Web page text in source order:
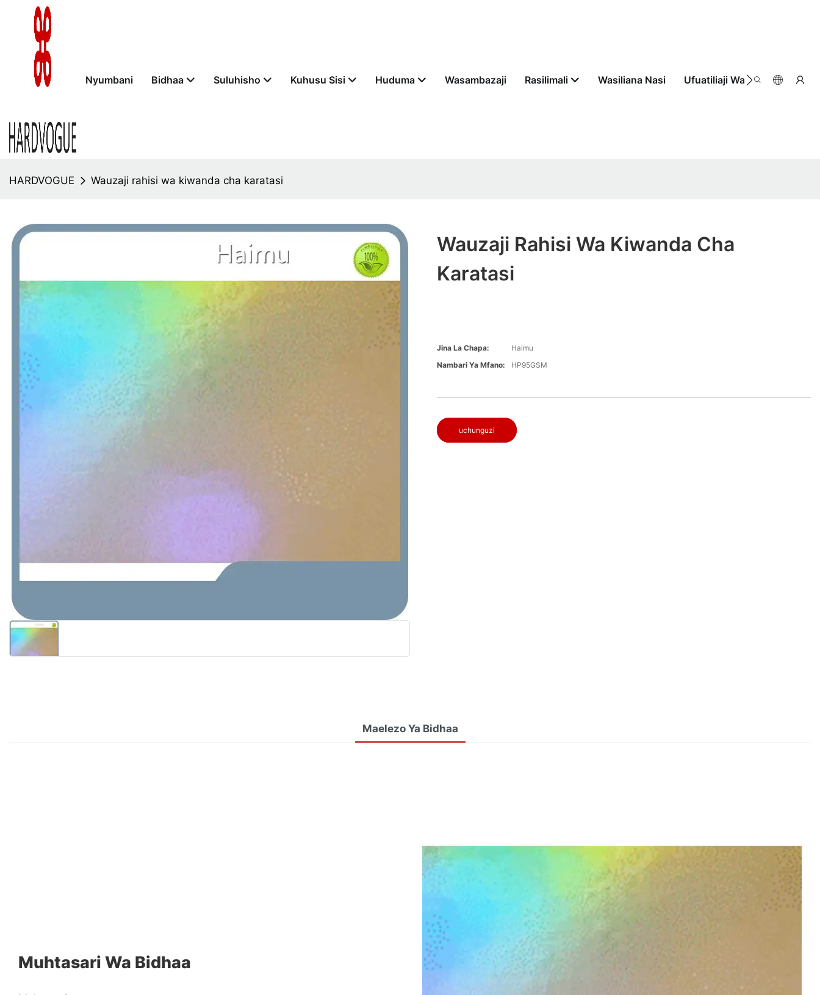
Nyumbani Bidhaa Suluhisho Kuhusu Sisi Huduma Wasambazaji Rasilimali Wasiliana Nasi Ufuatiliaji Wa Agizo
HARDVOGUE Wauzaji rahisi wa kiwanda cha karatasi
Wauzaji Rahisi Wa Kiwanda Cha
Karatasi
Jina La Chapa:
Haimu
Nambari Ya Mfano:
HP95GSM
uchunguzi
Maelezo Ya Bidhaa
Muhtasari Wa Bidhaa